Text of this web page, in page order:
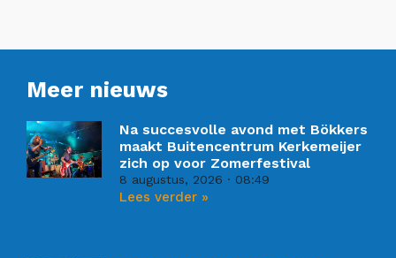
Meer nieuws
Na succesvolle avond met Bökkers
maakt Buitencentrum Kerkemeijer
zich op voor Zomerfestival
8 augustus, 2026 08:49
Lees verder »